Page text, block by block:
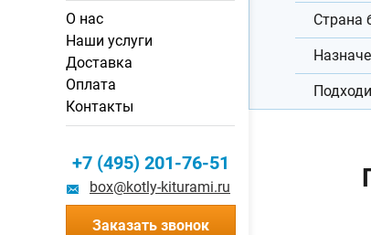
Страна
О нас
Наши услуги
Доставка
Оплата
Контакты
+7 (495) 201-76-51
box@kotly-kiturami.ru
Заказать звонок